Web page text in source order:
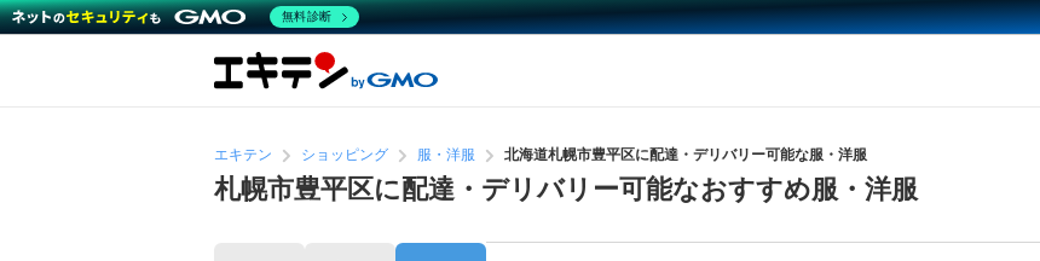
エキテン ショッピング 服・洋服 北海道札幌市豊平区に配達・デリバリー可能な服・洋服
札幌市豊平区に配達・デリバリー可能なおすすめ服・洋服
無料診断